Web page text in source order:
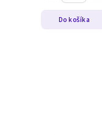
Do košíka